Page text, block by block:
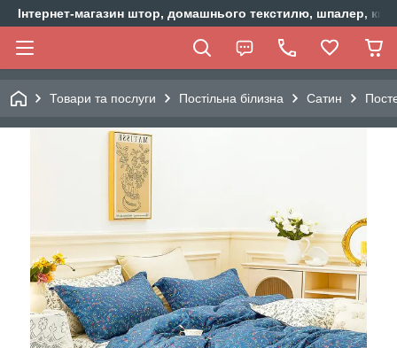
Інтернет-магазин штор, домашнього текстилю, шпалер,
Товари та послуги Постільна білизна Сатин